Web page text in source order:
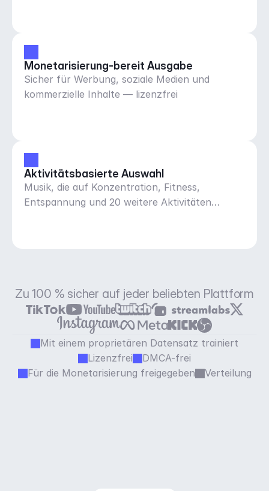
Monetarisierung-bereit Ausgabe
Sicher für Werbung, soziale Medien und
kommerzielle Inhalte — lizenzfrei
Aktivitätsbasierte Auswahl
Musik, die auf Konzentration, Fitness,
Entspannung und 20 weitere Aktivitäten
Zu 100 % sicher auf jeder beliebten Plattform
Mit einem proprietären Datensatz trainiert
Lizenzfrei
DMCA-frei
Für die Monetarisierung freigegeben
Verteilung